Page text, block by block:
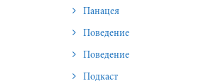
Панацея
Поведение
Поведение
Подкаст